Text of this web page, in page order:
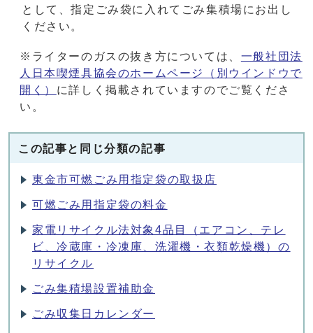
として、指定ごみ袋に入れてごみ集積場にお出し
ください。
※ライターのガスの抜き方については、 一般社団法
人日本喫煙具協会のホームページ
（別ウインドウで
開く） に詳しく掲載されていますのでご覧くださ
い。
この記事と同じ分類の記事
東金市可燃ごみ用指定袋の取扱店
可燃ごみ用指定袋の料金
家電リサイクル法対象4品目（エアコン、テレ
ビ、冷蔵庫・冷凍庫、洗濯機・衣類乾燥機）の
リサイクル
ごみ集積場設置補助金
ごみ収集日カレンダー